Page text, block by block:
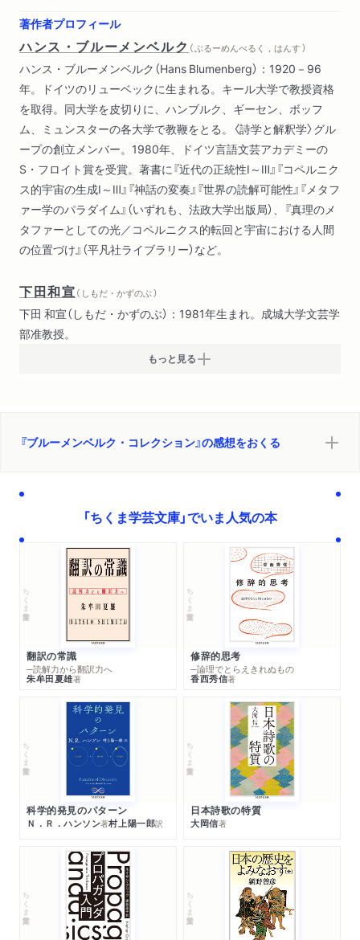
生活世界と現実概念（1972）
第三部 非概念性
教父学における古代哲学の批判と受容――伝承の形態学のため
の構造分析（1959）
ソクラテスと「曖昧な対象」――美的対象の存在論という伝統に
対峙するポール・ヴァレリー（1964）
美的対象の本質的多義性（1966）
貨幣か生か――ゲオルク・ジンメルの哲学がもつ一貫性へのメ
タファー学的研究（1976）
非概念性の理論（1970年代半ば）
予型――政治的神話の変奏（1980年代前半）
文献表
編訳者解説
著作者プロフィール
ハンス・ブルーメンベルク （ ぶるーめんべるく，はんす ）
ハンス・ブルーメンベルク（Hans Blumenberg）：1920－96
年。ドイツのリューベックに生まれる。キール大学で教授資格
を取得。同大学を皮切りに、ハンブルク、ギーセン、ボッフ
ム、ミュンスターの各大学で教鞭をとる。〈詩学と解釈学〉グル
ープの創立メンバー。1980年、ドイツ言語文芸アカデミーの
S・フロイト賞を受賞。著書に『近代の正統性Ⅰ～Ⅲ』『コペルニク
ス的宇宙の生成Ⅰ～Ⅲ』『神話の変奏』『世界の読解可能性』『メタフ
ァー学のパラダイム』（いずれも、法政大学出版局）、『真理のメ
タファーとしての光／コペルニクス的転回と宇宙における人間
の位置づけ』（平凡社ライブラリー）など。
下田和宣（ しもだ・かずのぶ ）
下田 和宣（しもだ・かずのぶ）：1981年生まれ。成城大学文芸学
部准教授。
もっと見る
『ブルーメンベルク・コレクション』の感想をおくる
「ちくま学芸文庫」でいま人気の本
ちくま学芸文庫
翻訳の常識
─読解力から翻訳力へ
朱牟田夏雄著
ちくま学芸文庫
修辞的思考
─論理でとらえきれぬもの
香西秀信著
ちくま学芸文庫
科学的発見のパターン
Ｎ．Ｒ．ハンソン著村上陽一郎訳
ちくま学芸文庫
日本詩歌の特質
大岡信著
ちくま学芸文庫 ちくま学芸文庫